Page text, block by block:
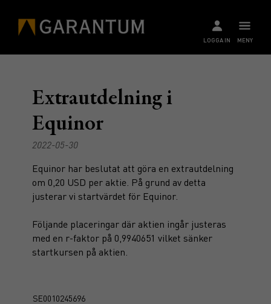
MENY
LOGGA IN
Extrautdelning i
Equinor
2022-05-30
Equinor har beslutat att göra en extrautdelning
om 0,20 USD per aktie. På grund av detta
justerar vi startvärdet för Equinor.
Följande placeringar där aktien ingår justeras
med en r-faktor på 0,9940651 vilket sänker
startkursen på aktien.
SE0010245696